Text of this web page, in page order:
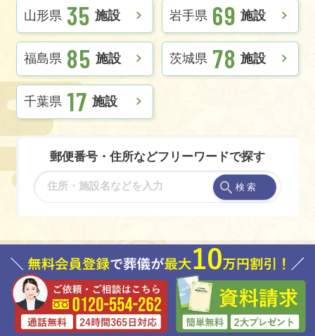
山形県 35 施設 岩手県 69 施設
福島県 85 施設 茨城県 78 施設
千葉県 17 施設
郵便番号・住所などフリーワードで探す
検 索